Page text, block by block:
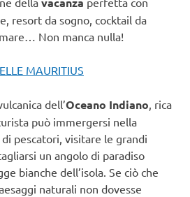
resort da sogno, cocktail da
Non manca nulla!
MAURITIUS
dell’Oceano Indiano, rica
può immergersi nella
pescatori, visitare le grandi
un angolo di paradiso
bianche dell’isola. Se ciò che
naturali non dovesse